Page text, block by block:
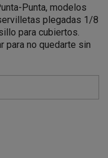
Punta, modelos
plegadas 1/8
para cubiertos.
para no quedarte sin